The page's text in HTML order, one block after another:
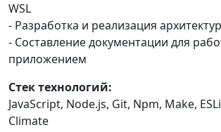
WSL
- Разработка и реализация
- Составление документации для
приложением
Стек технологий:
JavaScript, Node.js, Git, Npm, Make,
Climate